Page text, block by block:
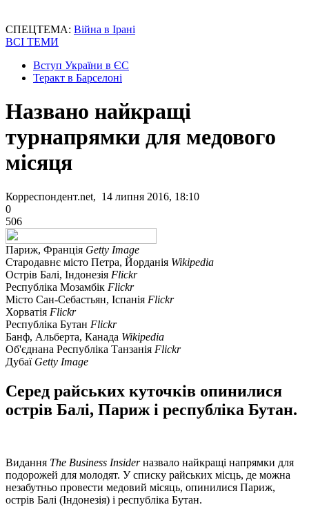
СПЕЦТЕМА: Війна в Ірані
ВСІ ТЕМИ
Вступ України в ЄС
Теракт в Барселоні
Названо найкращі
турнапрямки для медового
місяця
Корреспондент.net, 14 липня 2016, 18:10
0
506
Париж, Франція Getty Image
Стародавнє місто Петра, Йорданія Wikipedia
Острів Балі, Індонезія Flickr
Республіка Мозамбік Flickr
Місто Сан-Себастьян, Іспанія Flickr
Хорватія Flickr
Республіка Бутан Flickr
Банф, Альберта, Канада Wikipedia
Об'єднана Республіка Танзанія Flickr
Дубаї Getty Image
Серед райських куточків опинилися
острів Балі, Париж і республіка Бутан.
Видання The Business Insiderназвало найкращі напрямки для
подорожей для молодят. У списку райських місць, де можна
незабутньо провести медовий місяць, опинилися Париж,
острів Балі (Індонезія) і республіка Бутан.